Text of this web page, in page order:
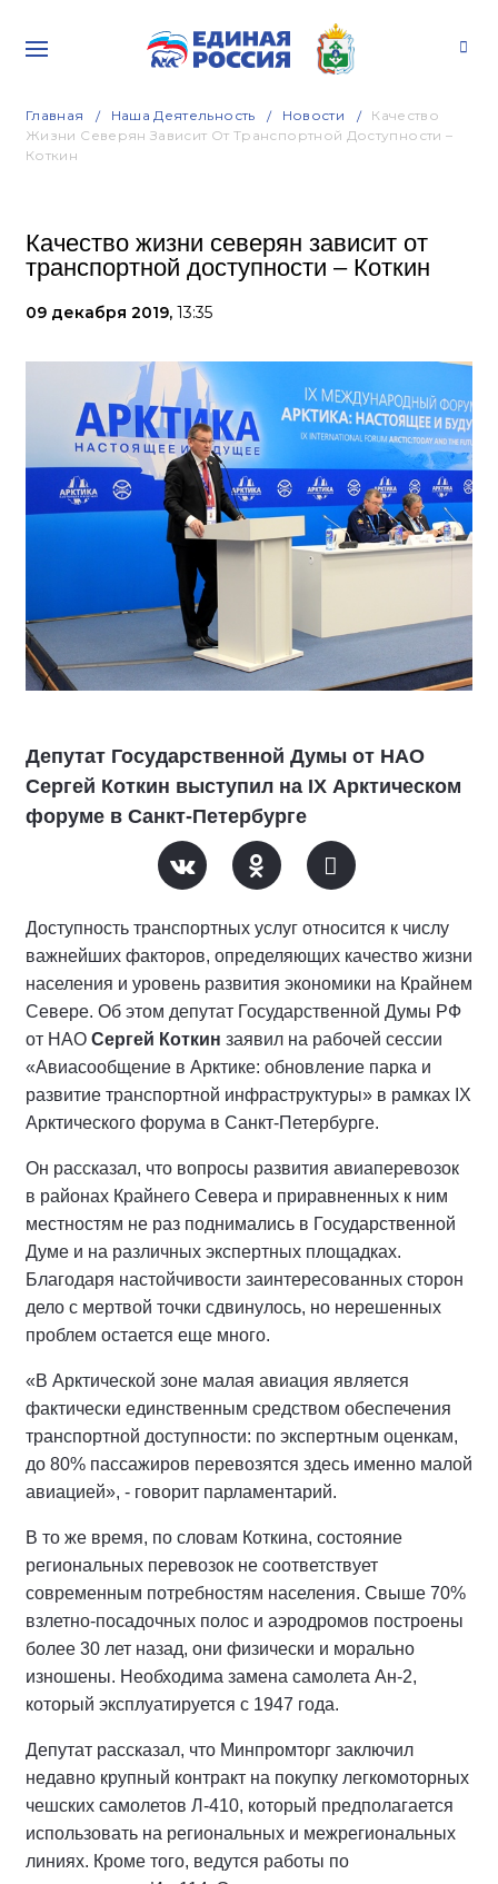
Главная Наша Деятельность Новости
Качество
Жизни Северян Зависит От Транспортной Доступности –
Коткин
Качество жизни северян зависит от
транспортной доступности – Коткин
09 декабря 2019, 13:35
Депутат Государственной Думы от НАО
Сергей Коткин выступил на IX Арктическом
форуме в Санкт-Петербурге
Доступность транспортных услуг относится к числу
важнейших факторов, определяющих качество жизни
населения и уровень развития экономики на Крайнем
Севере. Об этом депутат Государственной Думы РФ
от НАО Сергей Коткин заявил на рабочей сессии
«Авиасообщение в Арктике: обновление парка и
развитие транспортной инфраструктуры» в рамках IX
Арктического форума в Санкт-Петербурге.
Он рассказал, что вопросы развития авиаперевозок
в районах Крайнего Севера и приравненных к ним
местностям не раз поднимались в Государственной
Думе и на различных экспертных площадках.
Благодаря настойчивости заинтересованных сторон
дело с мертвой точки сдвинулось, но нерешенных
проблем остается еще много.
«В Арктической зоне малая авиация является
фактически единственным средством обеспечения
транспортной доступности: по экспертным оценкам,
до 80% пассажиров перевозятся здесь именно малой
авиацией», - говорит парламентарий.
В то же время, по словам Коткина, состояние
региональных перевозок не соответствует
современным потребностям населения. Свыше 70%
взлетно-посадочных полос и аэродромов построены
более 30 лет назад, они физически и морально
изношены. Необходима замена самолета Ан-2,
который эксплуатируется с 1947 года.
Депутат рассказал, что Минпромторг заключил
недавно крупный контракт на покупку легкомоторных
чешских самолетов Л-410, который предполагается
использовать на региональных и межрегиональных
линиях. Кроме того, ведутся работы по